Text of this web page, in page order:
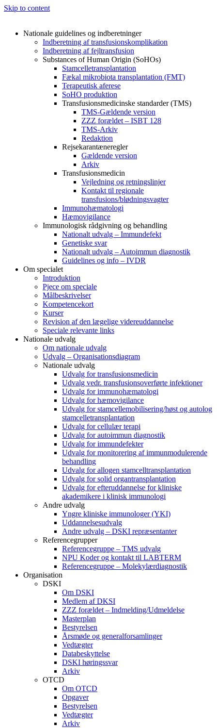
Skip to content
Nationale guidelines og indberetninger
Indberetning af transfusionskomplikation
Indberetning af fejltransfusion
Substances of Human Origin (SoHOs)
Stamcelletransplantation
Fækal mikrobiota transplantation (FMT)
Terapeutisk aferese
SoHO produktion
Transfusionsmedicinske standarder (TMS)
TMS-Gældende version
ZZZ forældet – ISBT 128
TMS-Arkiv
Redaktion
Rejsekarantæneregler
Gældende version
Arkiv
Transfusionsmedicin
Vejledning og retningslinjer
Kontakt til regionale
transfusions/blødningsvagter
Immunohæmatologi
Hæmovigilance
Immunologisk rådgivning og behandling
Nationalt udvalg – Immundefekt
Genetiske svar
Nationalt udvalg – Autoimmun diagnostik
Guidelines og info – IVDR
Om specialet
Introduktion
Pjece om speciale
Målbeskrivelser
Kompetencekort
Kurser
Revision af den lægelige videreuddannelse
Speciale relevante links
Nationale udvalg
Om nationale udvalg
Udvalg – Organisationsdiagram
Nationale udvalg
Udvalg for transfusionsmedicin
Udvalg vedr. transfusionsoverførte infektioner
Udvalg for immunohæmatologi
Udvalg for hæmovigilance
Udvalg for stamcellemobilisering/høst og autolog
stamcelletransplantation
Udvalg for cellulær terapi
Udvalg for autoimmun diagnostik
Udvalg for immundefekter
Udvalg for monitorering af immunmodulerende
behandling
Udvalg for allogen stamcelltransplantation
Udvalg for solid organtransplantation
Udvalg for efteruddannelse for kliniske
akademikere i klinisk immunologi
Andre udvalg
Yngre kliniske immunologer (YKI)
Uddannelsesudvalg
Andre udvalg – DSKI repræsentanter
Referencegrupper
Referencegruppe – TMS udvalg
NPU Koder og kontakt til LABTERM
Referencegruppe – Molekylærdiagnostik
Organisation
DSKI
Om DSKI
Medlem af DKSI
ZZZ forældet – Indmelding/Udmeldelse
Masterplan
Bestyrelsen
Årsmøde og generalforsamlinger
Vedtægter
Databeskyttelse
DSKI høringssvar
Arkiv
OTCD
Om OTCD
Opgaver
Bestyrelsen
Vedtægter
Arkiv